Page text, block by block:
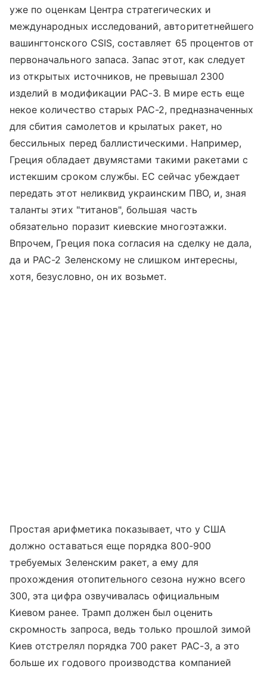
уже по оценкам Центра стратегических и
международных исследований, авторитетнейшего
вашингтонского CSIS, составляет 65 процентов от
первоначального запаса. Запас этот, как следует
из открытых источников, не превышал 2300
изделий в модификации PAC-3. В мире есть еще
некое количество старых PAC-2, предназначенных
для сбития самолетов и крылатых ракет, но
бессильных перед баллистическими. Например,
Греция обладает двумястами такими ракетами с
истекшим сроком службы. ЕС сейчас убеждает
передать этот неликвид украинским ПВО, и, зная
таланты этих "титанов", большая часть
обязательно поразит киевские многоэтажки.
Впрочем, Греция пока согласия на сделку не дала,
да и PAC-2 Зеленскому не слишком интересны,
хотя, безусловно, он их возьмет.
Простая арифметика показывает, что у США
должно оставаться еще порядка 800-900
требуемых Зеленским ракет, а ему для
прохождения отопительного сезона нужно всего
300, эта цифра озвучивалась официальным
Киевом ранее. Трамп должен был оценить
скромность запроса, ведь только прошлой зимой
Киев отстрелял порядка 700 ракет PAC-3, а это
больше их годового производства компанией